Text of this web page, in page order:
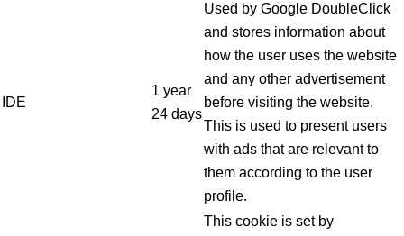
IDE
1 year
24 days
Used by Google DoubleClick
and stores information about
how the user uses the website
and any other advertisement
before visiting the website.
This is used to present users
with ads that are relevant to
them according to the user
profile.
This cookie is set by